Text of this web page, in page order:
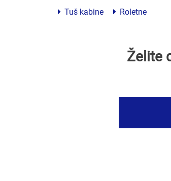
Tuš kabine
Roletne
Želite